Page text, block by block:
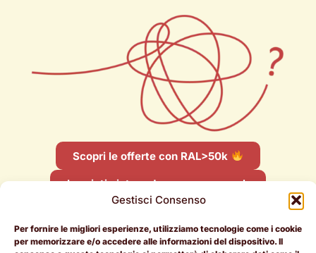
Gestisci Consenso
Per fornire le migliori esperienze, utilizziamo tecnologie come i cookie
per memorizzare e/o accedere alle informazioni del dispositivo. Il
Scopri le offerte con RAL>50k
Lasciati aiutare da un career coach